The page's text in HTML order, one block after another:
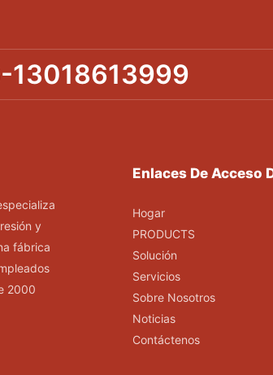
13018613999
y
fábrica
2000
Enlaces De Acceso
Hogar
PRODUCTS
Solución
Servicios
Sobre Nosotros
Noticias
Contáctenos